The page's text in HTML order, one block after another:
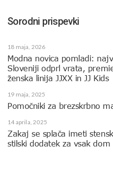
Sorodni prispevki
18 maja, 2026
Modna novica pomladi:
Sloveniji odprl vrata,
ženska linija JJXX in JJ Kids
19 maja, 2025
Pomočniki za brezskrbno
14 aprila, 2025
Zakaj se splača imeti
stilski dodatek za vsak dom